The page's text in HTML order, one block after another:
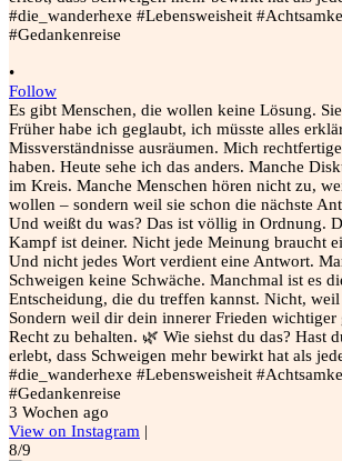
•
Follow
Es gibt Menschen, die wollen keine Lösung.
Früher habe ich geglaubt, ich müsste alles
Missverständnisse ausräumen. Mich
haben. Heute sehe ich das anders. Manche
im Kreis. Manche Menschen hören nicht zu,
wollen – sondern weil sie schon die nächste
Und weißt du was? Das ist völlig in Ordnung.
Kampf ist deiner. Nicht jede Meinung braucht
Und nicht jedes Wort verdient eine Antwort.
Schweigen keine Schwäche. Manchmal ist es
Entscheidung, die du treffen kannst. Nicht,
Sondern weil dir dein innerer Frieden wichtiger
Recht zu behalten. 🌿 Wie siehst du das? Hast
erlebt, dass Schweigen mehr bewirkt hat als
#die_wanderhexe #Lebensweisheit
#Gedankenreise
3 Wochen ago
View on Instagram |
8/9